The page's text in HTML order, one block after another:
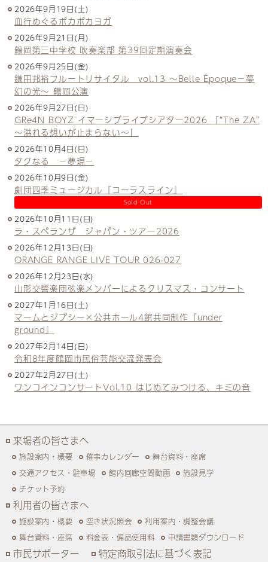
2026年9月19日(土)
血行めぐるポカポカヨガ
2026年9月21日(月)
鶴岡第三中学校 吹奏楽部 第39回定期演奏会
2026年9月25日(金)
鎌田邦裕フルートリサイタル vol.13 ～Belle Époque－夢
幻の光～ 鶴岡公演
2026年9月27日(日)
GRe4N BOYZ イマーシブライブシアター2026 「“The ZA”
〜溢れる想いが止まらない〜」
2026年10月4日(日)
タクなる －夢現－
2026年10月9日(金)
劇団四季ミュージカル『コーラスライン』
Sold Out
2026年10月11日(日)
ラ・スペランザ ジャパン・ツアー2026
2026年12月13日(日)
ORANGE RANGE LIVE TOUR 026-027
2026年12月23日(水)
山形交響楽団弦楽メンバーによるクリスマス・コンサート
2027年1月16日(土)
マームとジプシー×公共ホール4館共同制作『under
ground』
2027年2月14日(日)
令和8年度鶴岡市民俗芸能交流発表会
2027年2月27日(土)
ワンコインコンサートVol.10 はじめてみつける、キミの音
来場者の皆さまへ
施設案内・概要 催事カレンダー
舞台資料・座席
交通アクセス・駐車場
館内回廊空間動画
施設見学
チケット予約
利用者の皆さまへ
施設案内・概要 空き状況照会
利用案内・調整会議
舞台資料・座席
料金表・備品使用料 申請書類ダウンロード
市民サポーター
特定商取引法に基づく表記